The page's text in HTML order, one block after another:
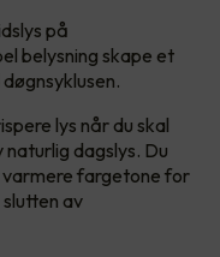
på
belysning skape et
lys når du skal
dagslys. Du
varmere fargetone for
av